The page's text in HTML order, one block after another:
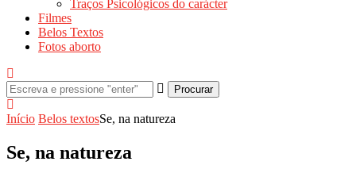
Traços Psicológicos do carácter
Filmes
Belos Textos
Fotos aborto
Procurar
Início Belos textosSe, na natureza
Se, na natureza